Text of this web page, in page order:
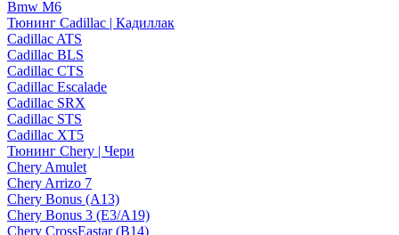
Bmw М6
Тюнинг Cadillac | Кадиллак
Cadillac ATS
Cadillac BLS
Cadillac CTS
Cadillac Escalade
Cadillac SRX
Cadillac STS
Cadillac XT5
Тюнинг Chery | Чери
Chery Amulet
Chery Arrizo 7
Chery Bonus (A13)
Chery Bonus 3 (E3/A19)
Chery CrossEastar (B14)